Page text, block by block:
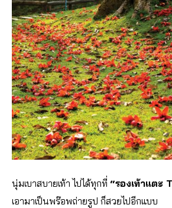
นุ่มเบาสบายเท้า ไปได้ทุกที่ “รองเท้าแตะ
เอามาเป็นพร๊อพถ่ายรูป ก็สวยไปอีกแบบ